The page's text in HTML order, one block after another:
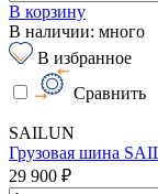
В корзину
В наличии: много
В избранное
Сравнить
SAILUN
Грузовая шина
29 900 ₽